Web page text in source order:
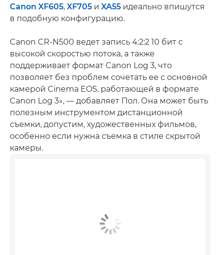
Canon XF605, XF705 и XA55 идеально впишутся
в подобную конфигурацию.
Canon CR-N500 ведет запись 4:2:2 10 бит с
высокой скоростью потока, а также
поддерживает формат Canon Log 3, что
позволяет без проблем сочетать ее с основной
камерой Cinema EOS, работающей в формате
Canon Log 3», — добавляет Пол. Она может быть
полезным инструментом дистанционной
съемки, допустим, художественных фильмов,
особенно если нужна съемка в стиле скрытой
камеры.